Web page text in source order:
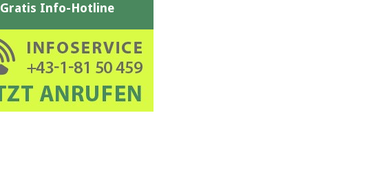
Gratis Info-Hotline